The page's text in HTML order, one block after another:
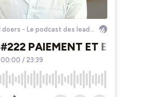
Les digital doers - Le podcast des leaders du retail et du e-commerce
#222 PAIEMENT ET E-
00:00 / 23:39